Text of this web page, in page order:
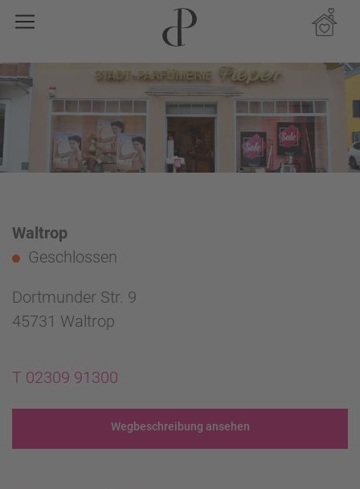
Waltrop
Geschlossen
Dortmunder Str. 9
45731 Waltrop
T 02309 91300
Wegbeschreibung ansehen